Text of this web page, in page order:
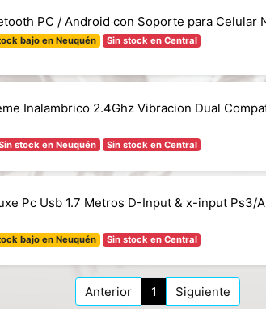
PC / Android con Soporte para Celular
bajo en Neuquén Sin stock en Central
Inalambrico 2.4Ghz Vibracion Dual
stock en Neuquén Sin stock en Central
Pc Usb 1.7 Metros D-Input & x-input Ps3/
bajo en Neuquén Sin stock en Central
Anterior 1 Siguiente